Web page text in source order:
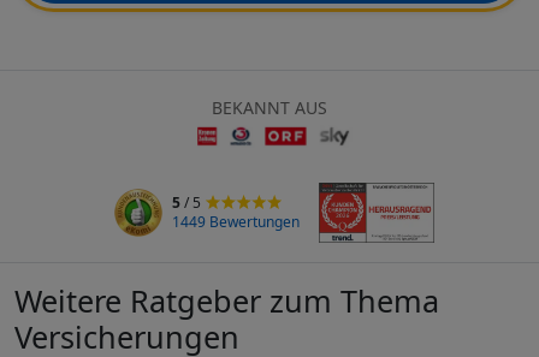
BEKANNT AUS
5/ 5
1449 Bewertungen
Weitere Ratgeber zum Thema
Versicherungen